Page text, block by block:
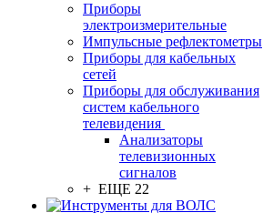
Приборы
электроизмерительные
Импульсные рефлектометры
Приборы для кабельных
сетей
Приборы для обслуживания
систем кабельного
телевидения
Анализаторы
телевизионных
сигналов
+ ЕЩЕ 22